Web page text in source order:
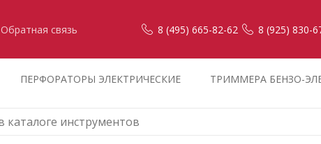
8 (495) 665-82-62 8 (925) 830-
Обратная связь
ПЕРФОРАТОРЫ ЭЛЕКТРИЧЕСКИЕ ТРИММЕРА БЕНЗО-